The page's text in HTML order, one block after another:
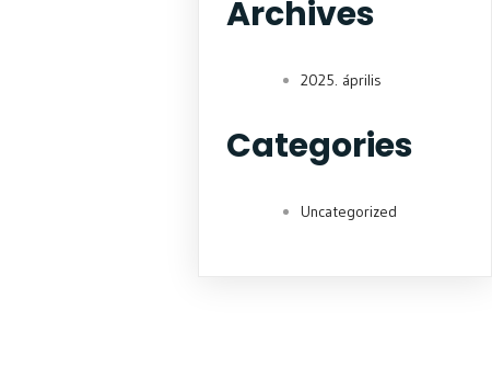
Archives
2025. április
Categories
Uncategorized